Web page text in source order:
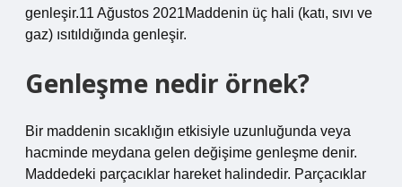
genleşir.11 Ağustos 2021Maddenin üç hali (katı, sıvı ve
gaz) ısıtıldığında genleşir.
Genleşme nedir örnek?
Bir maddenin sıcaklığın etkisiyle uzunluğunda veya
hacminde meydana gelen değişime genleşme denir.
Maddedeki parçacıklar hareket halindedir. Parçacıklar